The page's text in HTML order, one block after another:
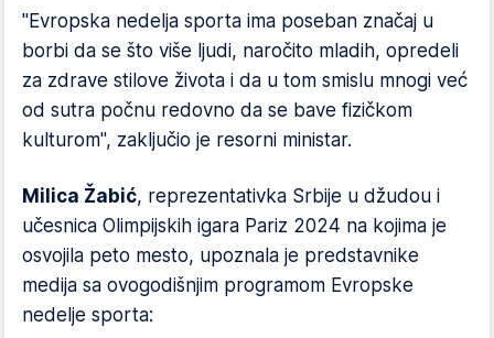
"Evropska nedelja sporta ima poseban značaj u
borbi da se što više ljudi, naročito mladih, opredeli
za zdrave stilove života i da u tom smislu mnogi već
od sutra počnu redovno da se bave fizičkom
kulturom", zaključio je resorni ministar.
Milica Žabić, reprezentativka Srbije u džudou i
učesnica Olimpijskih igara Pariz 2024 na kojima je
osvojila peto mesto, upoznala je predstavnike
medija sa ovogodišnjim programom Evropske
nedelje sporta: